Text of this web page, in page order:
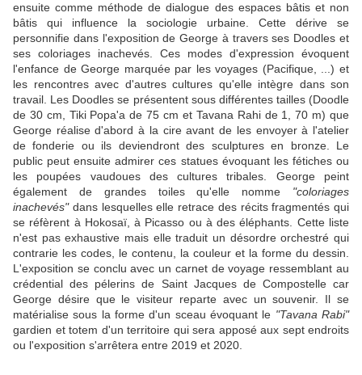
ensuite comme méthode de dialogue des espaces bâtis et non
bâtis qui influence la sociologie urbaine. Cette dérive se
personnifie dans l'exposition de George à travers ses Doodles et
ses coloriages inachevés. Ces modes d'expression évoquent
l'enfance de George marquée par les voyages (Pacifique, ...) et
les rencontres avec d'autres cultures qu'elle intègre dans son
travail. Les Doodles se présentent sous différentes tailles (Doodle
de 30 cm, Tiki Popa'a de 75 cm et Tavana Rahi de 1, 70 m) que
George réalise d'abord à la cire avant de les envoyer à l'atelier
de fonderie ou ils deviendront des sculptures en bronze. Le
public peut ensuite admirer ces statues évoquant les fétiches ou
les poupées vaudoues des cultures tribales. George peint
également de grandes toiles qu'elle nomme "coloriages
inachevés"dans lesquelles elle retrace des récits fragmentés qui
se réfèrent à Hokosaï, à Picasso ou à des éléphants. Cette liste
n'est pas exhaustive mais elle traduit un désordre orchestré qui
contrarie les codes, le contenu, la couleur et la forme du dessin.
L'exposition se conclu avec un carnet de voyage ressemblant au
crédential des pélerins de Saint Jacques de Compostelle car
George désire que le visiteur reparte avec un souvenir. Il se
matérialise sous la forme d'un sceau évoquant le "Tavana Rabi"
gardien et totem d'un territoire qui sera apposé aux sept endroits
ou l'exposition s'arrêtera entre 2019 et 2020.